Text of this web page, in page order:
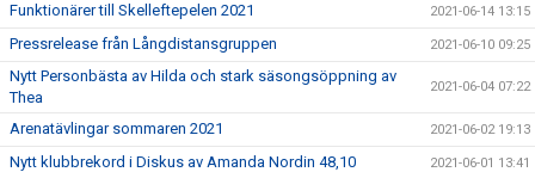
Funktionärer till Skelleftepelen 2021 2021-06-14 13:15
Pressrelease från Långdistansgruppen 2021-06-10 09:25
Nytt Personbästa av Hilda och stark säsongsöppning av
Thea
2021-06-04 07:22
Arenatävlingar sommaren 2021 2021-06-02 19:13
Nytt klubbrekord i Diskus av Amanda Nordin 48,10 2021-06-01 13:41